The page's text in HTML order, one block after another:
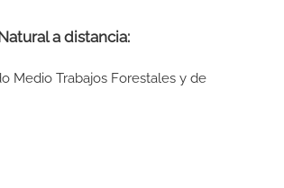
a distancia:
Medio Trabajos Forestales y de